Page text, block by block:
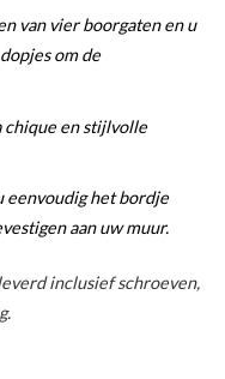
van vier boorgaten en u
om de
chique en stijlvolle
eenvoudig het bordje
aan uw muur.
inclusief schroeven,